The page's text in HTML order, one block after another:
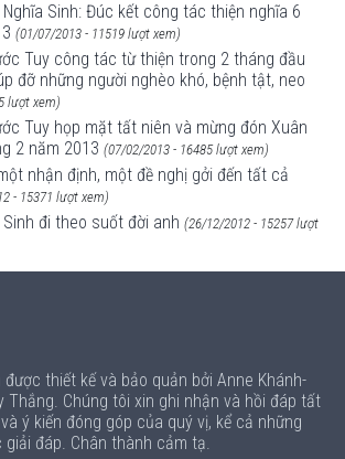
Sinh: Đúc kết công tác thiện nghĩa 6
(01/07/2013 - 11519 lượt xem)
Tuy công tác từ thiện trong 2 tháng đầu
đỡ những người nghèo khó, bệnh tật, neo
lượt xem)
Tuy họp mặt tất niên và mừng đón Xuân
2 năm 2013 (07/02/2013 - 16485 lượt xem)
nhận định, một đề nghị gởi đến tất cả
- 15371 lượt xem)
Sinh đi theo suốt đời anh (26/12/2012 - 15257 lượt
thiết kế và bảo quản bởi Anne Khánh-
Thắng. Chúng tôi xin ghi nhận và hồi đáp tất
ý kiến đóng góp của quý vị, kể cả những
đáp. Chân thành cảm tạ.